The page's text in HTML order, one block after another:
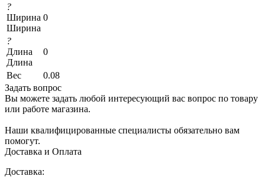
?
Ширина
Ширина
0
?
Длина
Длина
0
Вес
0.08
Задать вопрос
Вы можете задать любой интересующий вас вопрос по товару
или работе магазина.
Наши квалифицированные специалисты обязательно вам
помогут.
Доставка и Оплата
Доставка: